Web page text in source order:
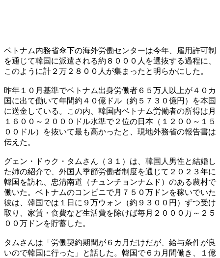
ベトナム内務省傘下の海外労働センターは今年、雇用許可制
を通じて韓国に派遣される約８０００人を選抜する過程に、
このように計２万２８００人が集まったと明らかにした。
昨年１０月基準でベトナム出身労働者６５万人以上が４０カ
国に出て働いて年間約４０億ドル（約５７３０億円）を本国
に送金している。この内、韓国内ベトナム労働者の所得は月
１６００～２０００ドル水準で２位の日本（１２００～１５
００ドル）を抜いて最も高かったと、現地外務省の報告書は
伝えた。
グェン・ドゥク・タムさん（３１）は、韓国人男性と結婚し
た姉の紹介で、外国人季節労働者制度を通じて２０２３年に
韓国を訪れ、忠清南道（チュンチョンナムド）のある農村で
働いた。ベトナムのコンビニで月７５０万ドンを稼いでいた
彼は、韓国では１日に９万ウォン（約９３００円）ずつ受け
取り、家賃・食費など生活費を除けば毎月２０００万～２５
００万ドンを貯蓄した。
タムさんは「労働契約期間が６カ月だけだが、給与条件が良
いので韓国に行った」と話した。韓国で６カ月間働き、１億